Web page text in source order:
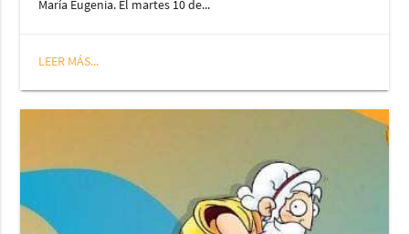
María Eugenia. El martes 10 de...
LEER MÁS...